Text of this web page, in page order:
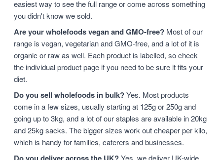
easiest way to see the full range or come across something
you didn't know we sold.
Are your wholefoods vegan and GMO-free? Most of our
range is vegan, vegetarian and GMO-free, and a lot of it is
organic or raw as well. Each product is labelled, so check
the individual product page if you need to be sure it fits your
diet.
Do you sell wholefoods in bulk?Yes. Most products
come in a few sizes, usually starting at 125g or 250g and
going up to 3kg, and a lot of our staples are available in 20kg
and 25kg sacks. The bigger sizes work out cheaper per kilo,
which is handy for families, caterers and businesses.
Yes, we deliver UK-wide